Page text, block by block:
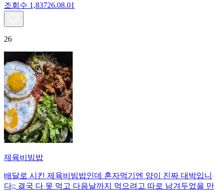
조회수 1,83726.08.01
26
제육비빔밥
배달로 시킨 제육비빔밥인데 혼자먹기엔 양이 진짜 대박입니
다;; 결국 다 못 먹고 다음날까지 먹으려고 따로 남겨두었을 만